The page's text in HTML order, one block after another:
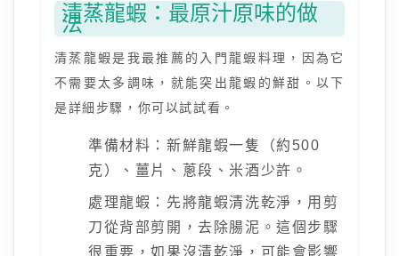
清蒸龍蝦：最原汁原味的做
法
清蒸龍蝦是我最推薦的入門龍蝦料理，因為它
不需要太多調味，就能突出龍蝦的鮮甜。以下
是詳細步驟，你可以試試看。
準備材料：新鮮龍蝦一隻（約500
克）、薑片、蔥段、米酒少許。
處理龍蝦：先將龍蝦清洗乾淨，用剪
刀從背部剪開，去除腸泥。這個步驟
很重要，如果沒清乾淨，可能會影響